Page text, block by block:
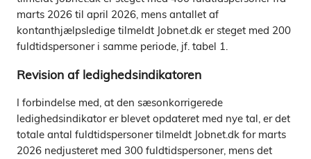
marts 2026 til april 2026, mens antallet af
kontanthjælpsledige tilmeldt Jobnet.dk er steget med 200
fuldtidspersoner i samme periode, jf. tabel 1.
Revision af ledighedsindikatoren
I forbindelse med, at den sæsonkorrigerede
ledighedsindikator er blevet opdateret med nye tal, er det
totale antal fuldtidspersoner tilmeldt Jobnet.dk for marts
2026 nedjusteret med 300 fuldtidspersoner, mens det